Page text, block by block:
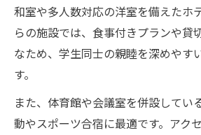
和室や多人数対応の洋室を備えたホ
らの施設では、食事付きプランや貸
なため、学生同士の親睦を深めやす
す。
また、体育館や会議室を併設してい
動やスポーツ合宿に最適です。アク